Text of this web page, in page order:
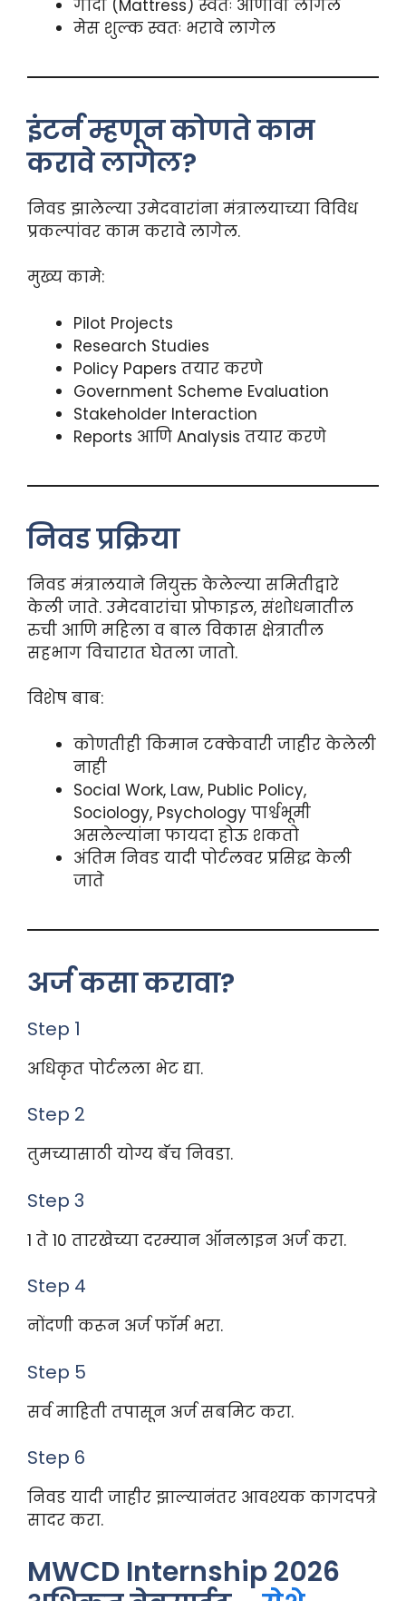
गादी (Mattress) स्वतः आणावी लागेल
मेस शुल्क स्वतः भरावे लागेल
इंटर्न म्हणून कोणते काम
करावे लागेल?
निवड झालेल्या उमेदवारांना मंत्रालयाच्या विविध
प्रकल्पांवर काम करावे लागेल.
मुख्य कामे:
Pilot Projects
Research Studies
Policy Papers तयार करणे
Government Scheme Evaluation
Stakeholder Interaction
Reports आणि Analysis तयार करणे
निवड प्रक्रिया
निवड मंत्रालयाने नियुक्त केलेल्या समितीद्वारे
केली जाते. उमेदवारांचा प्रोफाइल, संशोधनातील
रुची आणि महिला व बाल विकास क्षेत्रातील
सहभाग विचारात घेतला जातो.
विशेष बाब:
कोणतीही किमान टक्केवारी जाहीर केलेली
नाही
Social Work, Law, Public Policy,
Sociology, Psychology पार्श्वभूमी
असलेल्यांना फायदा होऊ शकतो
अंतिम निवड यादी पोर्टलवर प्रसिद्ध केली
जाते
अर्ज कसा करावा?
Step 1
अधिकृत पोर्टलला भेट द्या.
Step 2
तुमच्यासाठी योग्य बॅच निवडा.
Step 3
1 ते 10 तारखेच्या दरम्यान ऑनलाइन अर्ज करा.
Step 4
नोंदणी करून अर्ज फॉर्म भरा.
Step 5
सर्व माहिती तपासून अर्ज सबमिट करा.
Step 6
निवड यादी जाहीर झाल्यानंतर आवश्यक कागदपत्रे
सादर करा.
MWCD Internship 2026